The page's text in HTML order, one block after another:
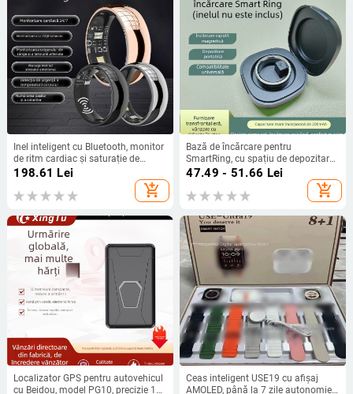
Inel inteligent cu Bluetooth, monitor
de ritm cardiac și saturație de
oxigen, pedometru și monitorizare a
somnului – dispozitiv purtabil
pentru sănătate
198.61 Lei
add_shopping_cart
Bază de încărcare pentru
SmartRing, cu spațiu de depozitare
pentru inel și baterie de 200 mAh
47.49 - 51.66 Lei
add_shopping_cart
Localizator GPS pentru autovehicul
cu Beidou, model PG10, precizie 1–
Ceas inteligent USE19 cu afișaj
AMOLED, până la 7 zile autonomie,